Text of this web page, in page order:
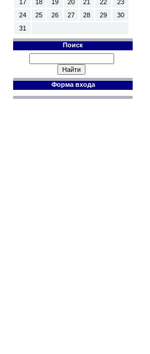
17
18 19 20 21 22
23
24
25 26 27 28 29
30
31
Поиск
Форма входа